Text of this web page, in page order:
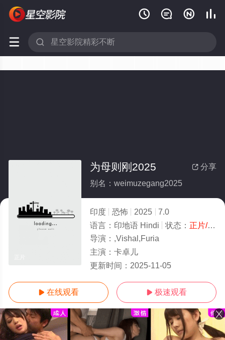
   
 
 分享
为母则刚2025
别名：weimuzegang2025
印度 恐怖 2025
7.0
语言： 印地语 Hindi 状态： 正片/高清
导演： ,Vishal,Furia
主演： 卡卓儿
更新时间： 2025-11-05
 在线观看  极速观看